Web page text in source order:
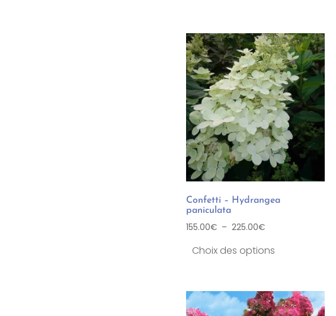
Confetti – Hydrangea
paniculata
155.00€ – 225.00€
Choix des options